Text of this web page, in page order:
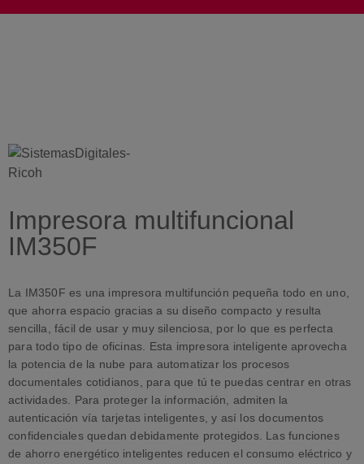
Impresora multifuncional
IM350F
La IM350F es una impresora multifunción pequeña todo en uno,
que ahorra espacio gracias a su diseño compacto y resulta
sencilla, fácil de usar y muy silenciosa, por lo que es perfecta
para todo tipo de oficinas. Esta impresora inteligente aprovecha
la potencia de la nube para automatizar los procesos
documentales cotidianos, para que tú te puedas centrar en otras
actividades. Para proteger la información, admiten la
autenticación vía tarjetas inteligentes, y así los documentos
confidenciales quedan debidamente protegidos. Las funciones
de ahorro energético inteligentes reducen el consumo eléctrico y